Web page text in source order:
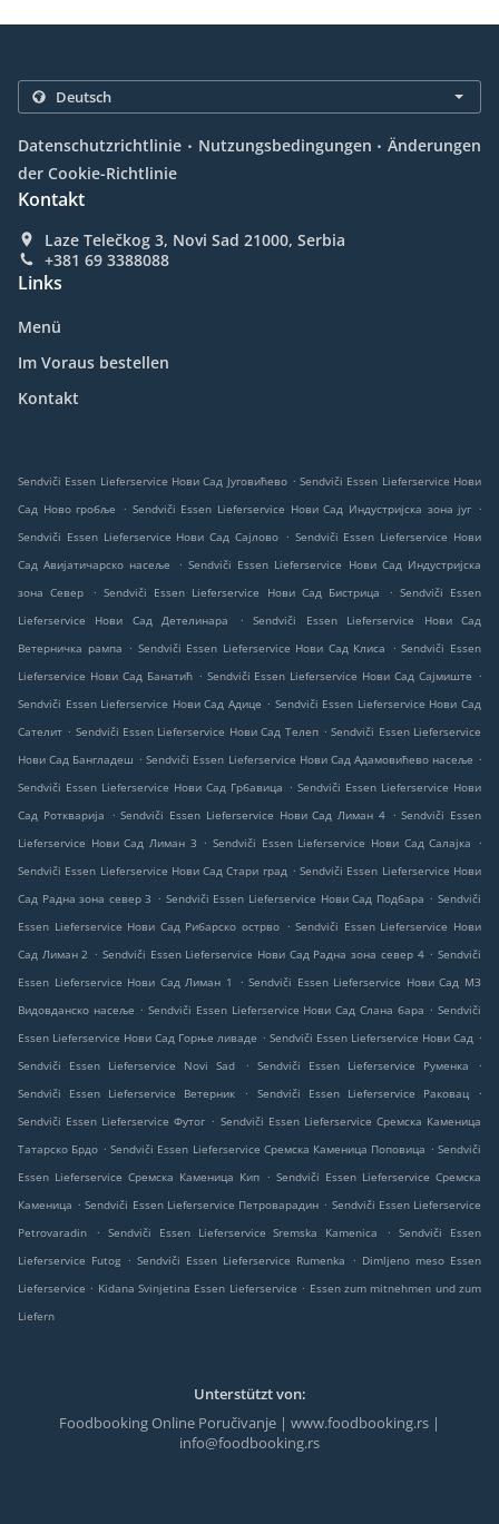
Datenschutzrichtlinie . Nutzungsbedingungen . Änderungen
der Cookie-Richtlinie
Kontakt
Laze Telečkog 3, Novi Sad 21000, Serbia
+381 69 3388088
Links
Menü
Im Voraus bestellen
Kontakt
Sendviči Essen Lieferservice Нови Сад Југовићево . Sendviči Essen Lieferservice Нови
Сад Ново гробље
. Sendviči Essen Lieferservice Нови Сад Индустријска зона југ .
Sendviči Essen Lieferservice Нови Сад Сајлово . Sendviči Essen Lieferservice Нови
Сад Авијатичарско насеље
. Sendviči Essen Lieferservice Нови Сад Индустријска
зона Север
. Sendviči Essen Lieferservice Нови Сад Бистрица . Sendviči Essen
Lieferservice Нови Сад Детелинара
.
Sendviči Essen Lieferservice Нови Сад
Ветерничка рампа . Sendviči Essen Lieferservice Нови Сад Клиса . Sendviči Essen
Lieferservice Нови Сад Банатић . Sendviči Essen Lieferservice Нови Сад Сајмиште .
Sendviči Essen Lieferservice Нови Сад Адице . Sendviči Essen Lieferservice Нови Сад
Сателит . Sendviči Essen Lieferservice Нови Сад Телеп . Sendviči Essen Lieferservice
Нови Сад Бангладеш . Sendviči Essen Lieferservice Нови Сад Адамовићево насеље .
Sendviči Essen Lieferservice Нови Сад Грбавица . Sendviči Essen Lieferservice Нови
Сад Роткварија
. Sendviči Essen Lieferservice Нови Сад Лиман 4 . Sendviči Essen
Lieferservice Нови Сад Лиман 3 . Sendviči Essen Lieferservice Нови Сад Салајка
.
Sendviči Essen Lieferservice Нови Сад Стари град . Sendviči Essen Lieferservice Нови
Сад Радна зона север 3 . Sendviči Essen Lieferservice Нови Сад Подбара . Sendviči
Essen Lieferservice Нови Сад Рибарско острво . Sendviči Essen Lieferservice Нови
Сад Лиман 2 . Sendviči Essen Lieferservice Нови Сад Радна зона север 4 . Sendviči
Essen Lieferservice Нови Сад Лиман 1
. Sendviči Essen Lieferservice Нови Сад МЗ
Видовданско насеље . Sendviči Essen Lieferservice Нови Сад Слана бара . Sendviči
Essen Lieferservice Нови Сад Горње ливаде . Sendviči Essen Lieferservice Нови Сад .
Sendviči Essen Lieferservice Novi Sad
. Sendviči Essen Lieferservice Руменка
.
Sendviči Essen Lieferservice Ветерник
. Sendviči Essen Lieferservice Раковац
.
Sendviči Essen Lieferservice Футог . Sendviči Essen Lieferservice Сремска Каменица
Татарско Брдо . Sendviči Essen Lieferservice Сремска Каменица Поповица . Sendviči
Essen Lieferservice Сремска Каменица Кип . Sendviči Essen Lieferservice Сремска
Каменица . Sendviči Essen Lieferservice Петроварадин . Sendviči Essen Lieferservice
Petrovaradin
. Sendviči Essen Lieferservice Sremska Kamenica . Sendviči Essen
Lieferservice Futog . Sendviči Essen Lieferservice Rumenka . Dimljeno meso Essen
Lieferservice . Kidana Svinjetina Essen Lieferservice . Essen zum mitnehmen und zum
Liefern
Unterstützt von:
Foodbooking Online Poručivanje | www.foodbooking.rs |
info@foodbooking.rs